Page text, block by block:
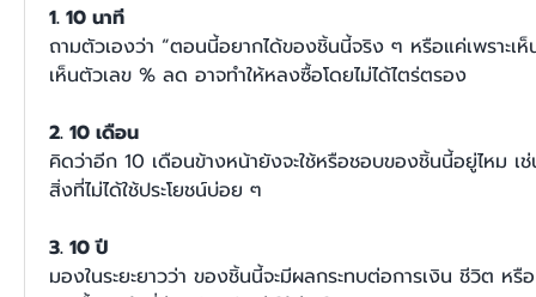
1. 10 นาที
ถามตัวเองว่า “ตอนนี้อยากได้ของชิ้นนี้จริง ๆ หรือแค่เพราะเห็
เห็นตัวเลข % ลด อาจทำให้หลงซื้อโดยไม่ได้ไตร่ตรอง
2. 10 เดือน
คิดว่าอีก 10 เดือนข้างหน้ายังจะใช้หรือชอบของชิ้นนี้อยู่ไหม เ
สิ่งที่ไม่ได้ใช้ประโยชน์บ่อย ๆ
3. 10 ปี
มองในระยะยาวว่า ของชิ้นนี้จะมีผลกระทบต่อการเงิน ชีวิต หรื